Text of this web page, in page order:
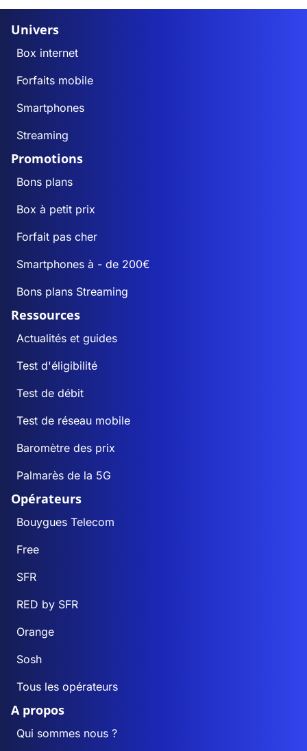
Univers
Box internet
Forfaits mobile
Smartphones
Streaming
Promotions
Bons plans
Box à petit prix
Forfait pas cher
Smartphones à - de 200€
Bons plans Streaming
Ressources
Actualités et guides
Test d'éligibilité
Test de débit
Test de réseau mobile
Baromètre des prix
Palmarès de la 5G
Opérateurs
Bouygues Telecom
Free
SFR
RED by SFR
Orange
Sosh
Tous les opérateurs
A propos
Qui sommes nous ?